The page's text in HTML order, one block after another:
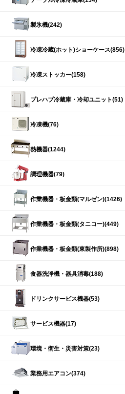
製氷機(242)
冷凍冷蔵(ホット)ショーケース(856)
冷凍ストッカー(158)
プレハブ冷蔵庫・冷却ユニット(51)
冷凍機(76)
熱機器(1244)
調理機器(79)
作業機器・板金類(マルゼン)(1426)
作業機器・板金類(タニコー)(449)
作業機器・板金類(東製作所)(898)
食器洗浄機・器具消毒(188)
ドリンクサービス機器(53)
サービス機器(17)
環境・衛生・災害対策(23)
業務用エアコン(374)